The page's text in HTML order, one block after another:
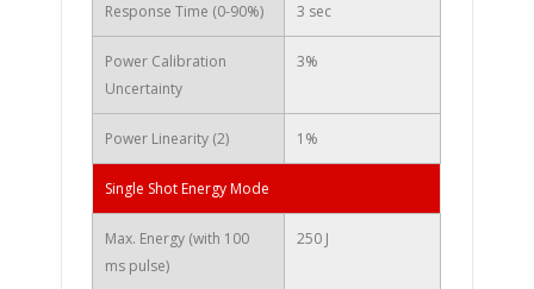
Response Time (0-90%) 3 sec
Power Calibration
Uncertainty
3%
Power Linearity (2) 1%
Single Shot Energy Mode
Max. Energy (with 100
ms pulse)
250 J